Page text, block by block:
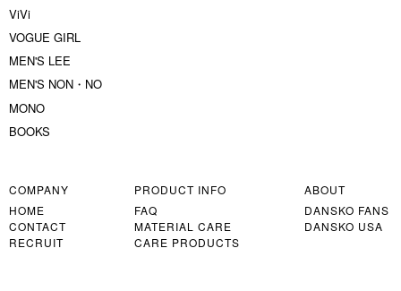
ViVi
VOGUE GIRL
MEN'S LEE
MEN'S NON・NO
MONO
BOOKS
COMPANY
HOME
CONTACT
RECRUIT
PRODUCT INFO
FAQ
MATERIAL CARE
CARE PRODUCTS
ABOUT
DANSKO FANS
DANSKO USA